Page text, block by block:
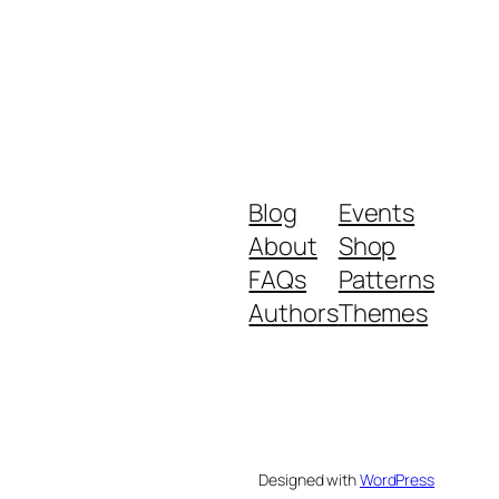
Blog
About
FAQs
Authors
Events
Shop
Patterns
Themes
Designed withWordPress